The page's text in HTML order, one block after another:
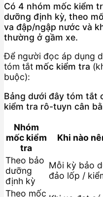
Có 4 nhóm mốc kiểm
dưỡng định kỳ, theo
va đập/ngập nước và
thường ở gầm xe.
Để người đọc áp dụng
tóm tắt mốc kiểm tra
buộc):
Bảng dưới đây tóm tắt
kiểm tra rô-tuyn cân
Nhóm
mốc kiểm
tra
Khi nào
Theo bảo
dưỡng
định kỳ
Mỗi kỳ bảo
đảo lốp /
Theo mốc